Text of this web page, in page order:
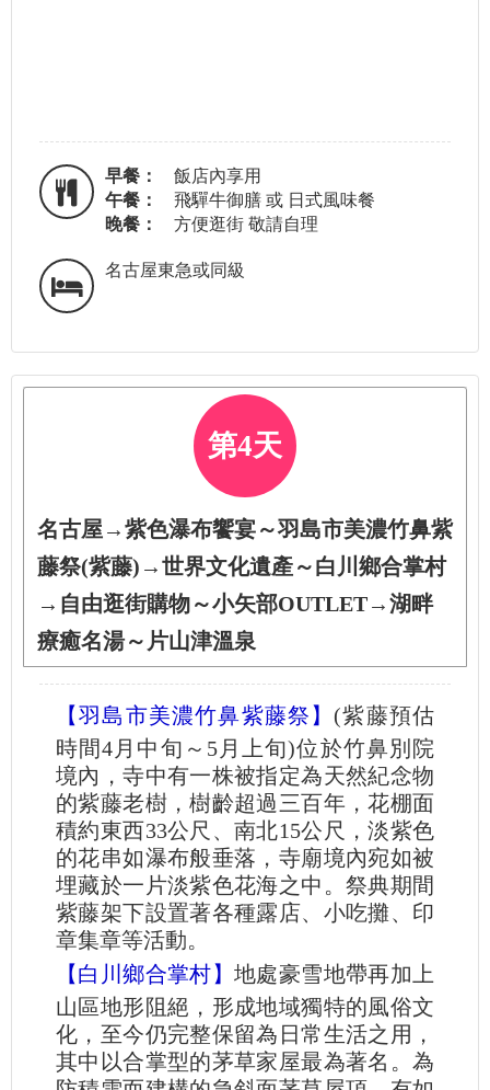
早餐：
飯店內享用
午餐：
飛驒牛御膳 或 日式風味餐
晚餐：
方便逛街 敬請自理
名古屋東急或同級
第4天
名古屋→紫色瀑布饗宴～羽島市美濃竹鼻紫
藤祭(紫藤)→世界文化遺產～白川鄉合掌村
→自由逛街購物～小矢部OUTLET→湖畔
療癒名湯～片山津溫泉
【羽島市美濃竹鼻紫藤祭】 (紫藤預估
時間4月中旬～5月上旬)位於竹鼻別院
境內，寺中有一株被指定為天然紀念物
的紫藤老樹，樹齡超過三百年，花棚面
積約東西33公尺、南北15公尺，淡紫色
的花串如瀑布般垂落，寺廟境內宛如被
埋藏於一片淡紫色花海之中。祭典期間
紫藤架下設置著各種露店、小吃攤、印
章集章等活動。
【白川鄉合掌村】 地處豪雪地帶再加上
山區地形阻絕，形成地域獨特的風俗文
化，至今仍完整保留為日常生活之用，
其中以合掌型的茅草家屋最為著名。為